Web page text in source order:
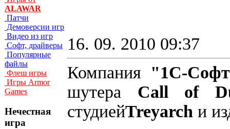
ALAWAR
Патчи
Демоверсии игр
Видео из игр
Софт, драйверы
Популярные
файлы
Флеш игры
Игры Armor
Games
Нечестная
игра
16. 09. 2010 09:37
Компания "1С-
шутера Call of
студиейTreyarch и